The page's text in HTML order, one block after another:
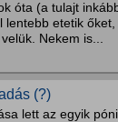
óta (a tulajt
lentebb etetik
Nekem is...
(?)
lett az egyik